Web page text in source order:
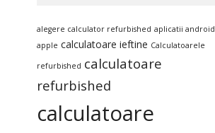
alegere calculator refurbished aplicatii android
apple calculatoare ieftine Calculatoarele
refurbished calculatoare
refurbished
calculatoare